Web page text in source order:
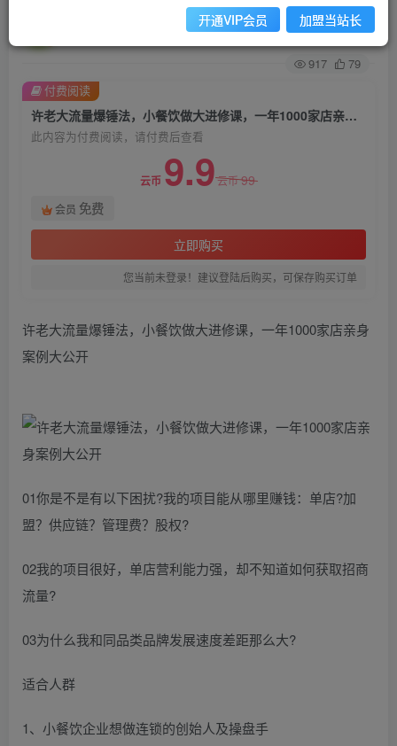
关注 私信
917 79
许老大流量爆锤法，小餐饮做大进修课，一年1000家店亲身案例大公开
此内容为付费阅读，请付费后查看
云币 9.9云币99
会员 免费
立即购买
您当前未登录！建议登陆后购买，可保存购买订单
付费阅读
许老大流量爆锤法，小餐饮做大进修课，一年1000家店亲身
案例大公开
01你是不是有以下困扰?我的项目能从哪里赚钱：单店?加
盟？供应链？管理费？股权?
02我的项目很好，单店营利能力强，却不知道如何获取招商
流量?
03为什么我和同品类品牌发展速度差距那么大?
适合人群
1、小餐饮企业想做连锁的创始人及操盘手
开通VIP会员 加盟当站长